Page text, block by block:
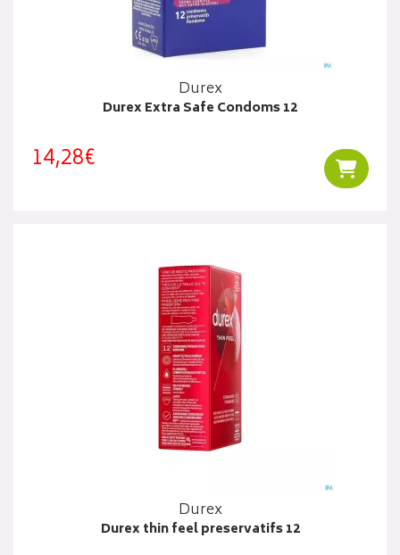
Durex
Durex Extra Safe Condoms 12
14,28€
Durex
Durex thin feel preservatifs 12